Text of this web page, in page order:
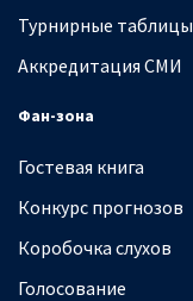
Турнирные таблицы
Аккредитация СМИ
Фан-зона
Гостевая книга
Конкурс прогнозов
Коробочка слухов
Голосование